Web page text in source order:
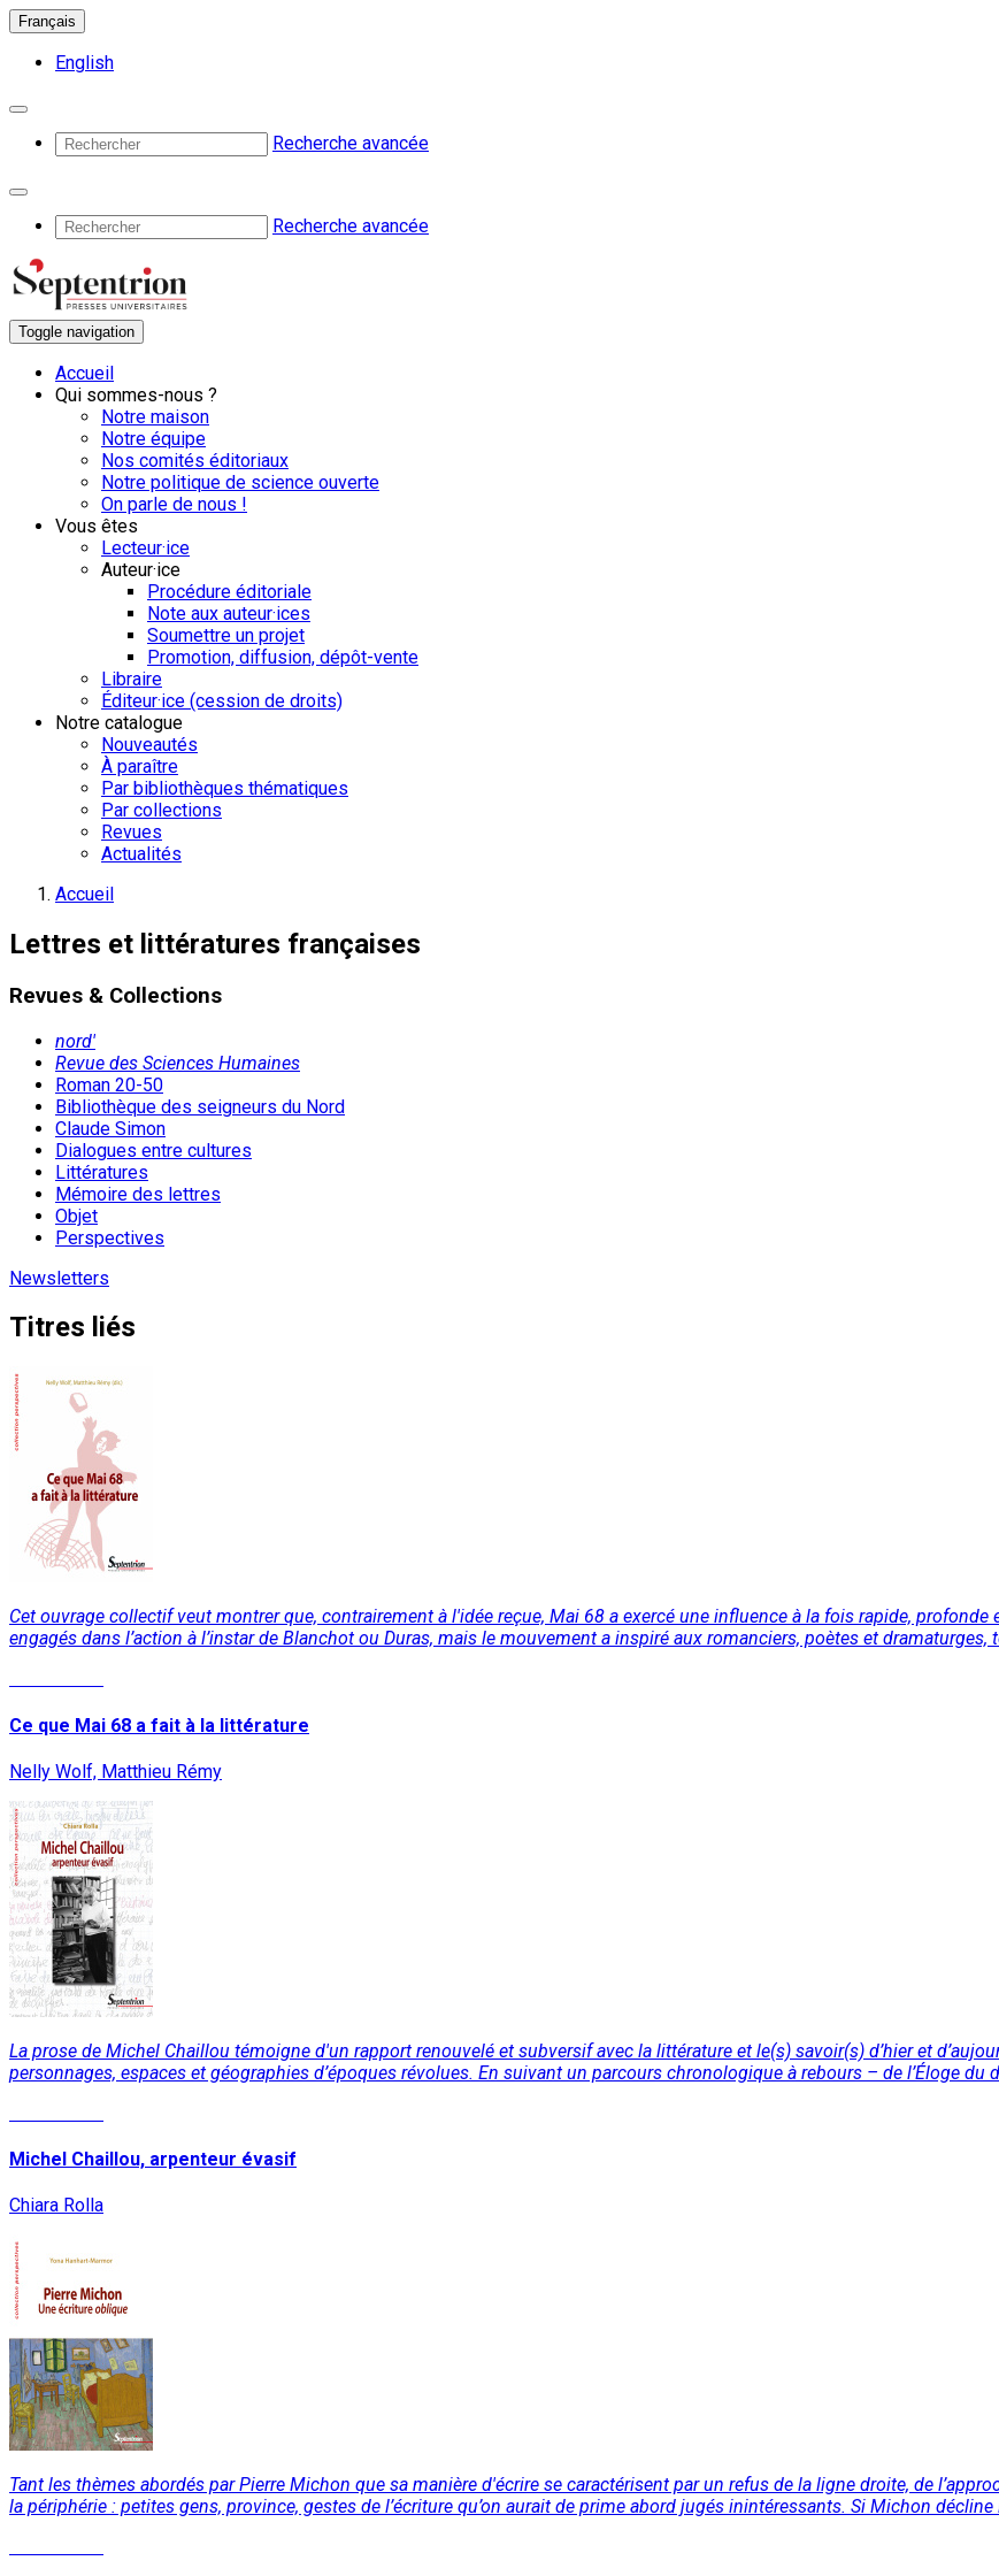
Français
English
Recherche avancée
Recherche avancée
Toggle navigation
Accueil
Qui sommes-nous ?
Notre maison
Notre équipe
Nos comités éditoriaux
Notre politique de science ouverte
On parle de nous !
Vous êtes
Lecteur·ice
Auteur·ice
Procédure éditoriale
Note aux auteur·ices
Soumettre un projet
Promotion, diffusion, dépôt-vente
Libraire
Éditeur·ice (cession de droits)
Notre catalogue
Nouveautés
À paraître
Par bibliothèques thématiques
Par collections
Revues
Actualités
Accueil
Lettres et littératures françaises
Revues & Collections
nord'
Revue des Sciences Humaines
Roman 20-50
Bibliothèque des seigneurs du Nord
Claude Simon
Dialogues entre cultures
Littératures
Mémoire des lettres
Objet
Perspectives
Newsletters
Titres liés
Cet ouvrage collectif veut montrer que, contrairement à l'idée reçue, Mai 68 a exercé une influence à la fois rapide,
engagés dans l’action à l’instar de Blanchot ou Duras, mais le mouvement a inspiré aux romanciers, poètes et dramaturges,
Ce que Mai 68 a fait à la littérature
Nelly Wolf, Matthieu Rémy
La prose de Michel Chaillou témoigne d'un rapport renouvelé et subversif avec la littérature et le(s) savoir(s) d’hier et
personnages, espaces et géographies d’époques révolues. En suivant un parcours chronologique à rebours – de l’Éloge
Michel Chaillou, arpenteur évasif
Chiara Rolla
Tant les thèmes abordés par Pierre Michon que sa manière d'écrire se caractérisent par un refus de la ligne droite, de
la périphérie : petites gens, province, gestes de l’écriture qu’on aurait de prime abord jugés inintéressants. Si Michon décline